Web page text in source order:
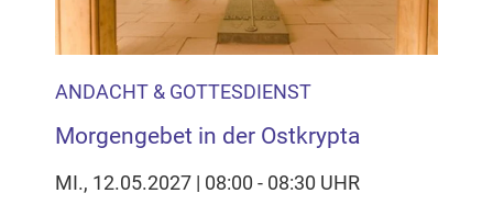
ANDACHT & GOTTESDIENST
Morgengebet in der Ostkrypta
MI., 12.05.2027 | 08:00 - 08:30 UHR